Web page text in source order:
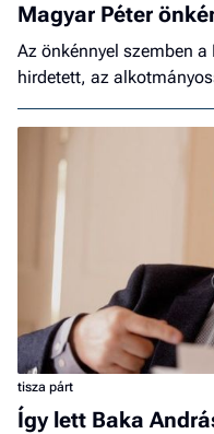
Magyar Péter
Az önkénnyel szemben
hirdetett, az
tisza párt
Így lett Baka